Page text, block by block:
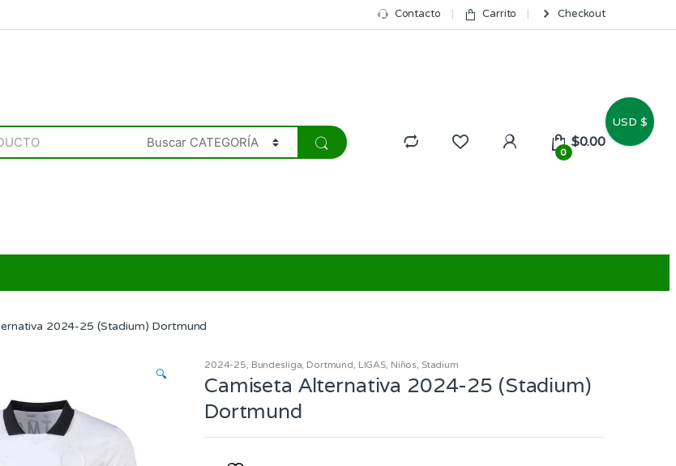
Contacto Carrito Checkout
0
$0.00
2024-25 (Stadium) Dortmund
🔍
2024-25, Bundesliga, Dortmund, LIGAS, Niños, Stadium
Camiseta Alternativa 2024-25 (Stadium)
Dortmund
USD $